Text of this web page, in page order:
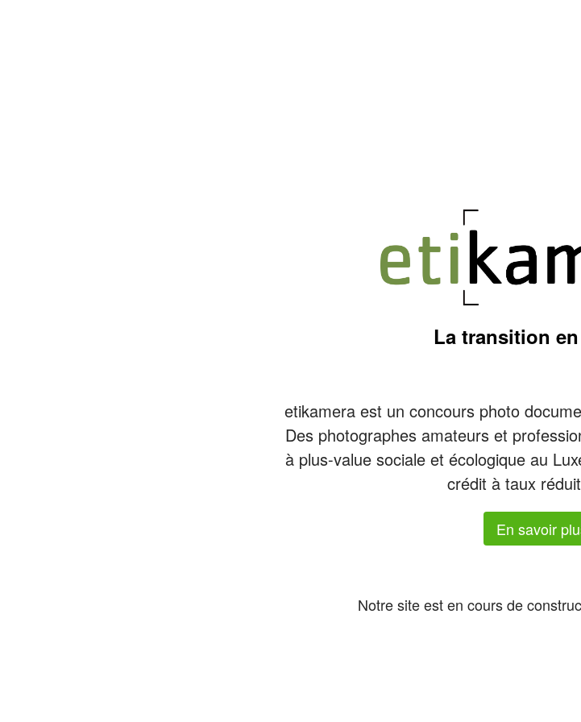
La transition
etikamera est un concours photo
Des photographes amateurs et
à plus-value sociale et écologique au
crédit à taux
En savoir
Notre site est en cours de